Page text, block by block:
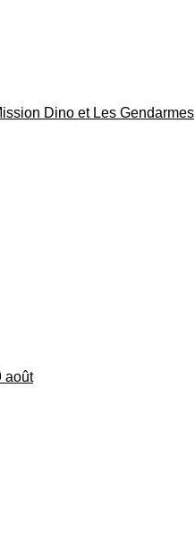
Dino et Les Gendarmes
août